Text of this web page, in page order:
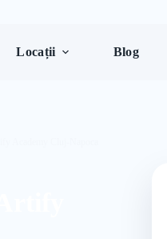
Locații Blog